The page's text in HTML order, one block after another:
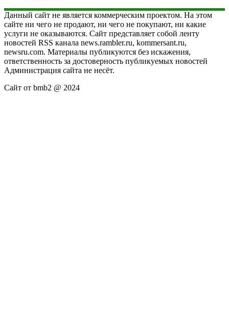
Данный сайт не является коммерческим проектом. На этом
сайте ни чего не продают, ни чего не покупают, ни какие
услуги не оказываются. Сайт представляет собой ленту
новостей RSS канала news.rambler.ru, kommersant.ru,
newsru.com. Материалы публикуются без искажения,
ответственность за достоверность публикуемых новостей
Администрация сайта не несёт.
Сайт от bmb2 @ 2024